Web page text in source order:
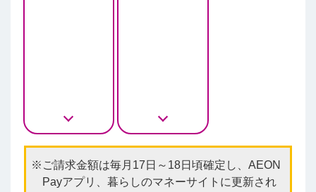
ご請求金額は毎月17日～18日頃確定し、AEON
Payアプリ、暮らしのマネーサイトに更新され